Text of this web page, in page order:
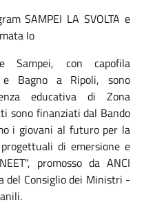
SAMPEI LA SVOLTA e
Io
con capofila
e Bagno a Ripoli, sono
educativa di Zona
sono finanziati dal Bando
i giovani al futuro per la
di emersione e
promosso da ANCI
del Consiglio dei Ministri -